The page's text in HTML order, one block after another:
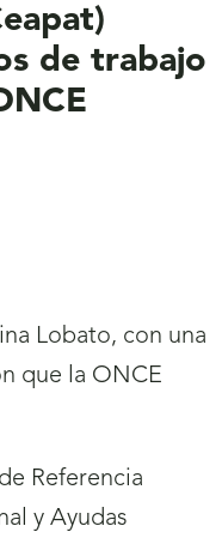
de trabajo
Referencia
y Ayudas